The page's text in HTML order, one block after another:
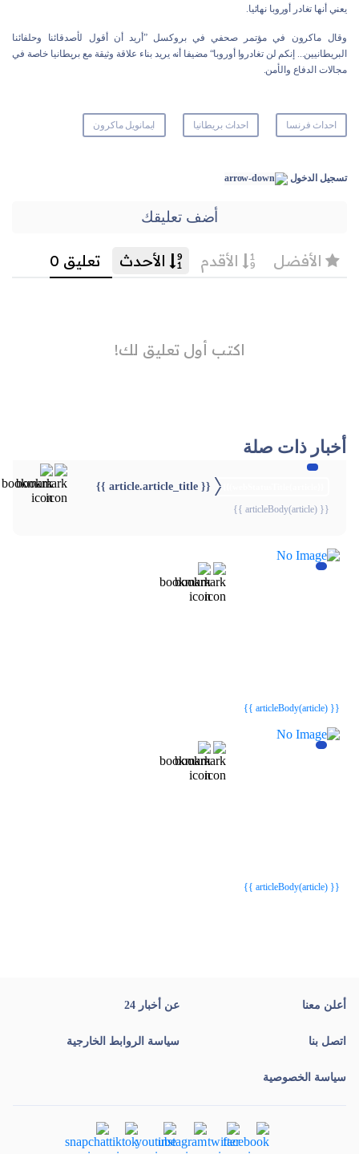
يعني أنها تغادر أوروبا نهائيا.
وقال ماكرون في مؤتمر صحفي في بروكسل ”أريد أن أقول لأصدقائنا وحلفائنا
البريطانيين... إنكم لن تغادروا أوروبا“ مضيفا أنه يريد بناء علاقة وثيقة مع بريطانيا خاصة في
مجالات الدفاع والأمن.
احداث فرنسا احداث بريطانيا ايمانويل ماكرون
تسجيل الدخول
أضف تعليقك
أخبار ذات صلة
{{ article.article_title }}
{{ articleBody(article) }}
{{ articleBody(article) }}
{{ articleBody(article) }}
أعلن معنا عن أخبار 24
اتصل بنا سياسة الروابط الخارجية
سياسة الخصوصية